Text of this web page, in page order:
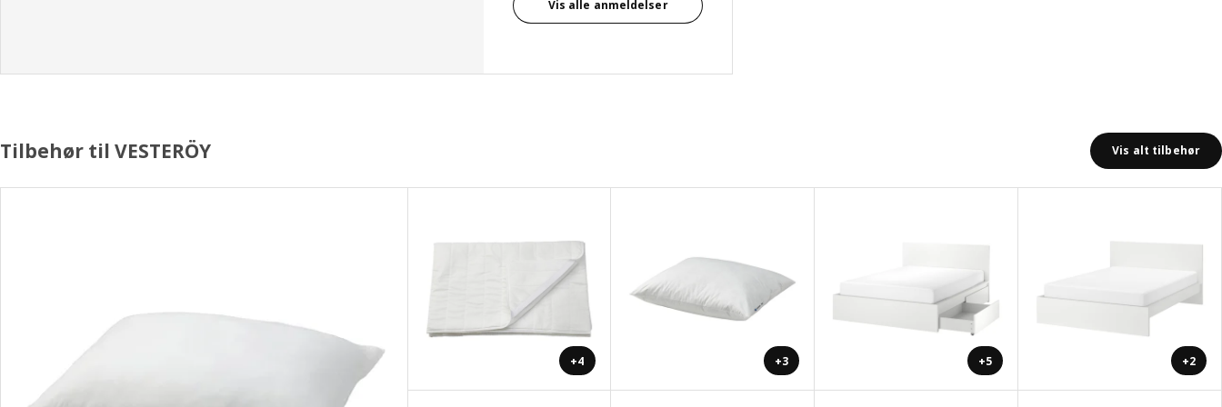
Vis alle anmeldelser
Tilbehør til VESTERÖY Vis alt tilbehør
+4 +3 +5 +2